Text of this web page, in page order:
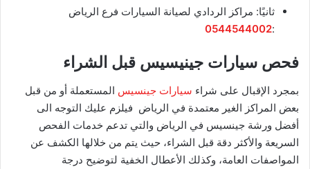
ثانيًا: مراكز الردادي لصيانة السيارات فرع الرياض
:
0544544002
فحص سيارات جينيسيس قبل الشراء
بمجرد الإقبال على شراء سيارات جينسيس المستعملة أو من قبل
بعض المراكز الغير معتمدة في الرياض فيلزم عليك التوجه الى
أفضل ورشة جينسيس في الرياض والتي تدعم خدمات الفحص
السريعة والأكثر دقة قبل الشراء، حيث يتم من خلالها الكشف عن
المواصفات العامة، وكذلك الأعطال الخفية لتوضيح درجة